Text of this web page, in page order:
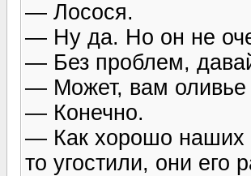
— Лосося.
— Ну да. Но он не
— Без проблем,
— Может, вам
— Конечно.
— Как хорошо наших
то угостили, они его